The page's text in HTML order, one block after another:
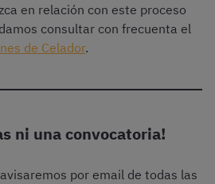
en relación con este proceso
consultar con frecuenta el
de Celador.
ni una convocatoria!
por email de todas las